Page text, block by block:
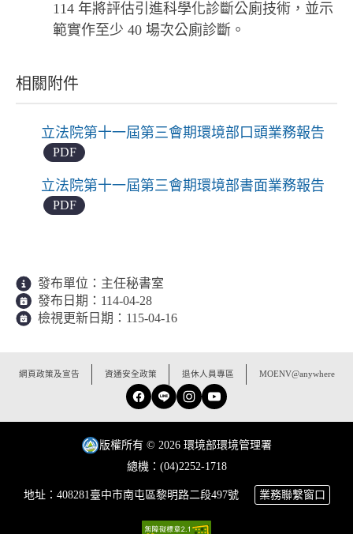
114 年將評估引進科學化診斷公廁技術，並示
範實作至少 40 場次公廁診斷。
相關附件
立法院第十一屆第三會期環境部口頭業務報告
PDF
立法院第十一屆第三會期環境部書面業務報告
PDF
發布單位： 主任秘書室
發布日期： 114-04-28
檢視更新日期： 115-04-16
網頁政策及宣告 資通安全政策 退休人員專區 MOENV@anywhere
Facebook
LineInstagram
YouTube
版權所有 © 2026 環境部環境管理署
總機：(04)2252-1718
地址：408281臺中市南屯區黎明路二段497號 業務聯繫窗口